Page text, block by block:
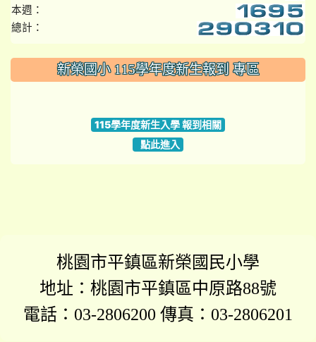
本週：
總計：
::: 新榮國小 115學年度新生報到 專區
115學年度新生入學 報到相關
點此進入
桃園市平鎮區新榮國民小學
地址：桃園市平鎮區中原路88號
電話：03-2806200 傳真：03-2806201